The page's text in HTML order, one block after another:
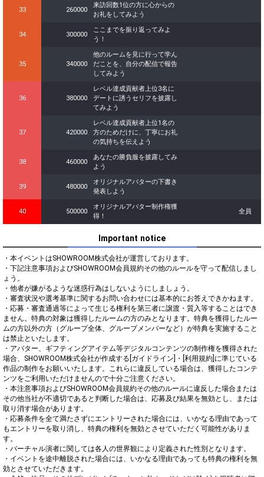
33 260000
来訪回数1位の方に心からの
お礼をしてみよう
34 300000
ここまでを振り返ってみよ
う！
35 340000
他のルームを見に行って学ん
だことを、自分の配信で報告
してみよう
36 380000
レベル達成貢献者上位3名に
デートに誘うセリフを披露し
てみよう
37 420000
レベル達成貢献者上位1名の
方のためだけに、丁寧にお礼
の気持ちを伝えよう
38 460000
あなたの勝負服を披露してみ
よう
39 480000
オリジナルアバターの下書き
発表しよう
40 500000
オリジナルアバター制作権獲
得！
全員
Important notice
・本イベントはSHOWROOM株式会社が運営しております。
・下記注意事項およびSHOWROOM会員規約その他のルールを守って配信しまし
ょう。
・他者が嫌がるような迷惑行為はしないようにしましょう。
・審査状況や選考基準に関するお問い合わせには基本的にお答えできかねます。
・応募・審査通過等によって生じる権利を第三者に譲渡・質入等することはでき
ません。特典の対象は獲得したルームの方のみとなります。特典を獲得したルー
ムの方以外の方（グループ全体、グループメンバーなど）が特典を実施すること
は禁止といたします。
・アバター、ギフティングアイテム等デジタルコンテンツの制作権を獲得された
場合、SHOWROOM株式会社が作成する[ガイドライン]・[利用規約]に準じている
作品の制作をお願いいたします。これらに違反している場合は、獲得したコンテ
ンツをご利用いただけませんので十分ご注意ください。
・本注意事項およびSHOWROOM会員規約その他のルールに違反した場合または
その他当社が不適切であると判断した場合は、応募及び結果を無効とし、または
取り消す場合があります。
・応募条件を全て満たさずにエントリーされた場合には、いかなる理由であって
もエントリーを取り消し、特典の権利を無効とさせていただく可能性がありま
す。
・バーチャル演者に関しては各人の世界観により定義された性別となります。
・イベントを途中離脱された場合には、いかなる理由であっても特典の権利を無
効とさせていただきます。